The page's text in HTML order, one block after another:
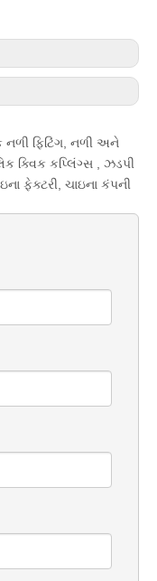
નળી ફિટિંગ નળી અને
ક્વિક કપ્લિંગ્સ
ઝડપી
ફેક્ટરી, ચાઇના કંપની